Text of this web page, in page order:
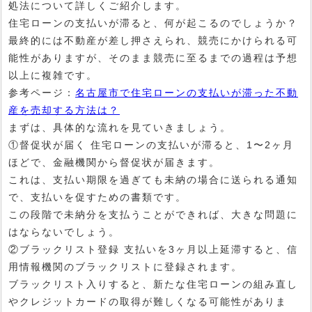
処法について詳しくご紹介します。
住宅ローンの支払いが滞ると、何が起こるのでしょうか？
最終的には不動産が差し押さえられ、競売にかけられる可
能性がありますが、そのまま競売に至るまでの過程は予想
以上に複雑です。
参考ページ： 名古屋市で住宅ローンの支払いが滞った不動
産を売却する方法は？
まずは、具体的な流れを見ていきましょう。
①督促状が届く 住宅ローンの支払いが滞ると、1〜2ヶ月
ほどで、金融機関から督促状が届きます。
これは、支払い期限を過ぎても未納の場合に送られる通知
で、支払いを促すための書類です。
この段階で未納分を支払うことができれば、大きな問題に
はならないでしょう。
②ブラックリスト登録 支払いを3ヶ月以上延滞すると、信
用情報機関のブラックリストに登録されます。
ブラックリスト入りすると、新たな住宅ローンの組み直し
やクレジットカードの取得が難しくなる可能性がありま